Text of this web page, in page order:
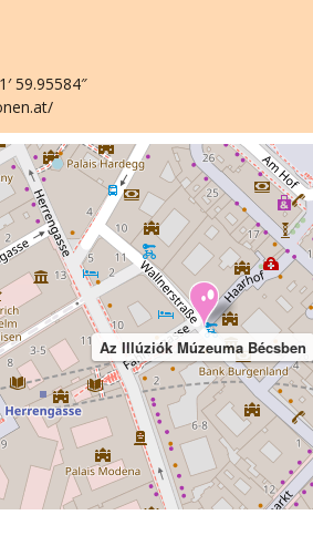
59.95584″
Az Illúziók Múzeuma Bécsben